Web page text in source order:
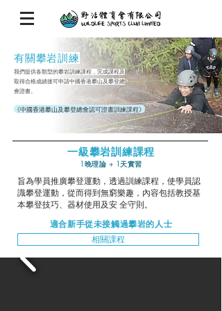
有關攀岩訓練
我們提供各類型的攀岩訓練課程，完成課程及
取得合格成績後可申請中國香港攀山及攀登總
會證書。
《中國香港攀山及攀登總會認可證書訓練課程》
一級攀岩訓練課程
1晚理論 + 1天實習
旨為學員推廣攀登運動，透過訓練課程，使學員認
識攀登運動，從而得到無窮樂趣，內容包括教授基
本攀登技巧、器材使用及安 全守則。
適合新手從未接觸過攀岩的人士
相關課程